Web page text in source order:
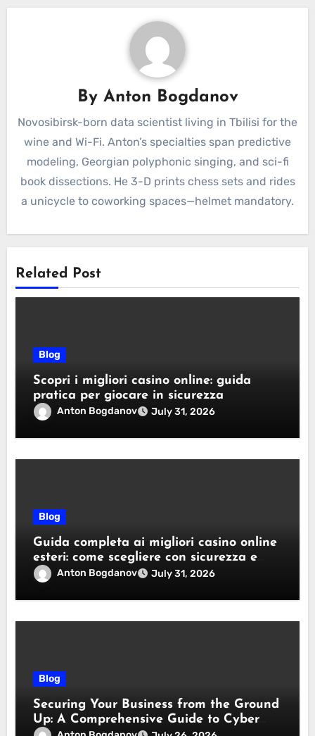
By Anton Bogdanov
Novosibirsk-born data scientist living in Tbilisi for the
wine and Wi-Fi. Anton’s specialties span predictive
modeling, Georgian polyphonic singing, and sci-fi
book dissections. He 3-D prints chess sets and rides
a unicycle to coworking spaces—helmet mandatory.
Related Post
Blog
Scopri i migliori casino online: guida
pratica per giocare in sicurezza
Anton Bogdanov July 31, 2026
Blog
Guida completa ai migliori casino online
esteri: come scegliere con sicurezza e
responsabilità
Anton Bogdanov July 31, 2026
Blog
Securing Your Business from the Ground
Up: A Comprehensive Guide to Cyber